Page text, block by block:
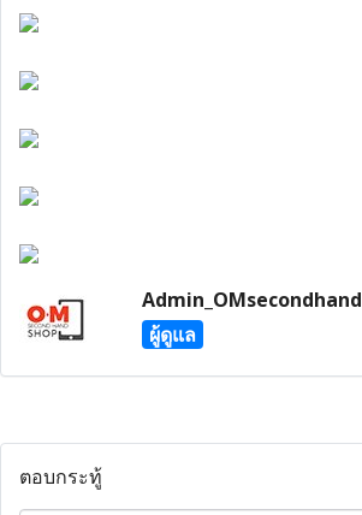
Admin_OMsecondhand
ผู้ดูแล
ตอบกระทู้